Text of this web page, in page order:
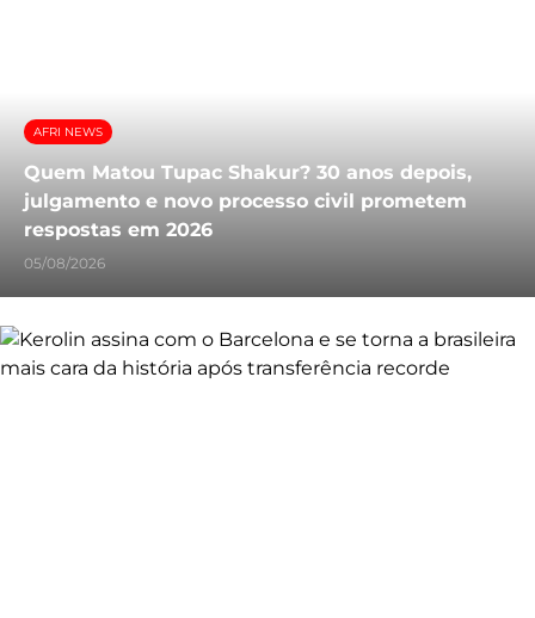
AFRI NEWS
Quem Matou Tupac Shakur? 30 anos depois,
julgamento e novo processo civil prometem
respostas em 2026
05/08/2026